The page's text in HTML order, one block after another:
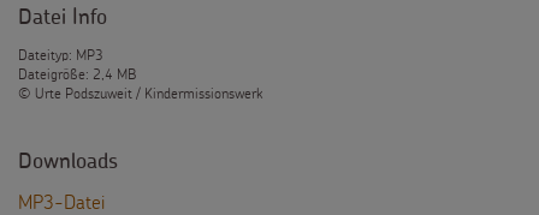
Datei Info
Dateityp: MP3
Dateigröße: 2,4 MB
© Urte Podszuweit / Kindermissionswerk
Downloads
MP3-Datei